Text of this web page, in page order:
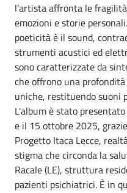
l'artista affronta le
emozioni e storie
poeticità è il sound,
strumenti acustici ed
sono caratterizzate da
che offrono una
uniche, restituendo suoni
L'album è stato
e il 15 ottobre 2025,
Progetto Itaca Lecce,
stigma che circonda la
Racale (LE), struttura
pazienti psichiatrici. È in